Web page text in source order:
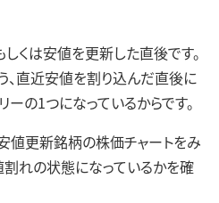
くは安値を更新した直後です。
直近安値を割り込んだ直後に
ーの1つになっているからです。
値更新銘柄の株価チャートをみ
れの状態になっているかを確